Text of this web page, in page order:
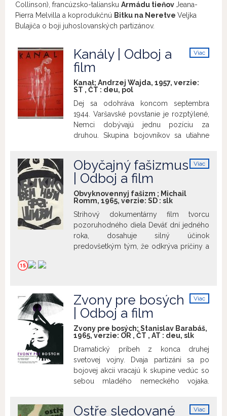
Collinson), francúzsko-taliansku Armádu tieňov Jeana-
Pierra Melvilla a koprodukčnú Bitku na Neretve Veljka
Bulajiča o boji juhoslovanských partizánov.
Viac
Kanály | Odboj a
film
Kanał; Andrzej Wajda, 1957, verzie:
ST , ČT : deu, pol
Dej sa odohráva koncom septembra
1944. Varšavské povstanie je rozptýlené,
Nemci dobývajú jednu pozíciu za
druhou. Skupina bojovníkov sa utiahne
až do poslednej chvíle... Ide o
prostredný diel Wajdovej vojnovej
Popol a diamant). Film bol v roku 1957
ocenený na festivale v Cannes.
Viac
Obyčajný fašizmus
| Odboj a film
Obvyknovennyj fašizm ; Michail
Romm, 1965, verzie: SD : slk
Strihový dokumentárny film tvorcu
pozoruhodného diela Deväť dní jedného
roka, dosahuje silný účinok
predovšetkým tým, že odkrýva príčiny a
nútená živoriť na okraji spoločnosti a
demagogicky zveličoval svoj priateľský
vzťah k masám, k robotníkom a roľníkom.
Pritom vyhlasoval, že s masou sa musí
vravel, sa ochotne podvoľuje sile. Nemá
význam spoliehať u masy na rozum. Je
potrebné pôsobiť na najprimitívnejšie
city. Romm svojím filmom výborne
deklasovaných živlov, ktorých ideály boli
Viac
Zvony pre bosých
| Odboj a film
Zvony pre bosých; Stanislav Barabáš,
1965, verzie: OR , ČT , AT : deu, slk
Dramatický príbeh z konca druhej
svetovej vojny. Dvaja partizáni sa po
bojovej akcii vracajú k skupine vedúc so
sebou mladého nemeckého vojaka.
táborov. Kým partizáni strácajú kontakt s
Viac
Ostře sledované